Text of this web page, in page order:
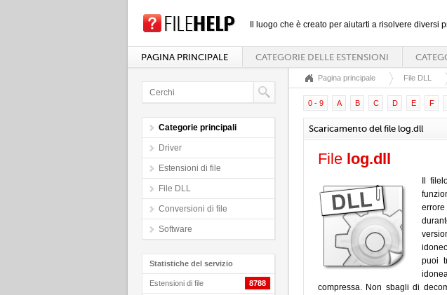
Il luogo che è creato per aiutarti a risolvere diversi
PAGINA PRINCIPALE CATEGORIE DELLE ESTENSIONI
Categorie principali
Driver
Estensioni di file
File DLL
Conversioni di file
Software
Statistiche del servizio
Estensioni di file 8788
Pagina principale File DLL
0 - 9 A B C D E F
Scaricamento del file log.dll
File log.dll
Il
puoi
compressa. Non sbagli di